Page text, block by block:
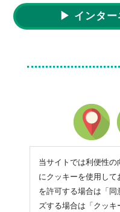
▶ インター
当サイトでは利便性
にクッキーを使用して
を許可する場合は「同
ズする場合は「クッ